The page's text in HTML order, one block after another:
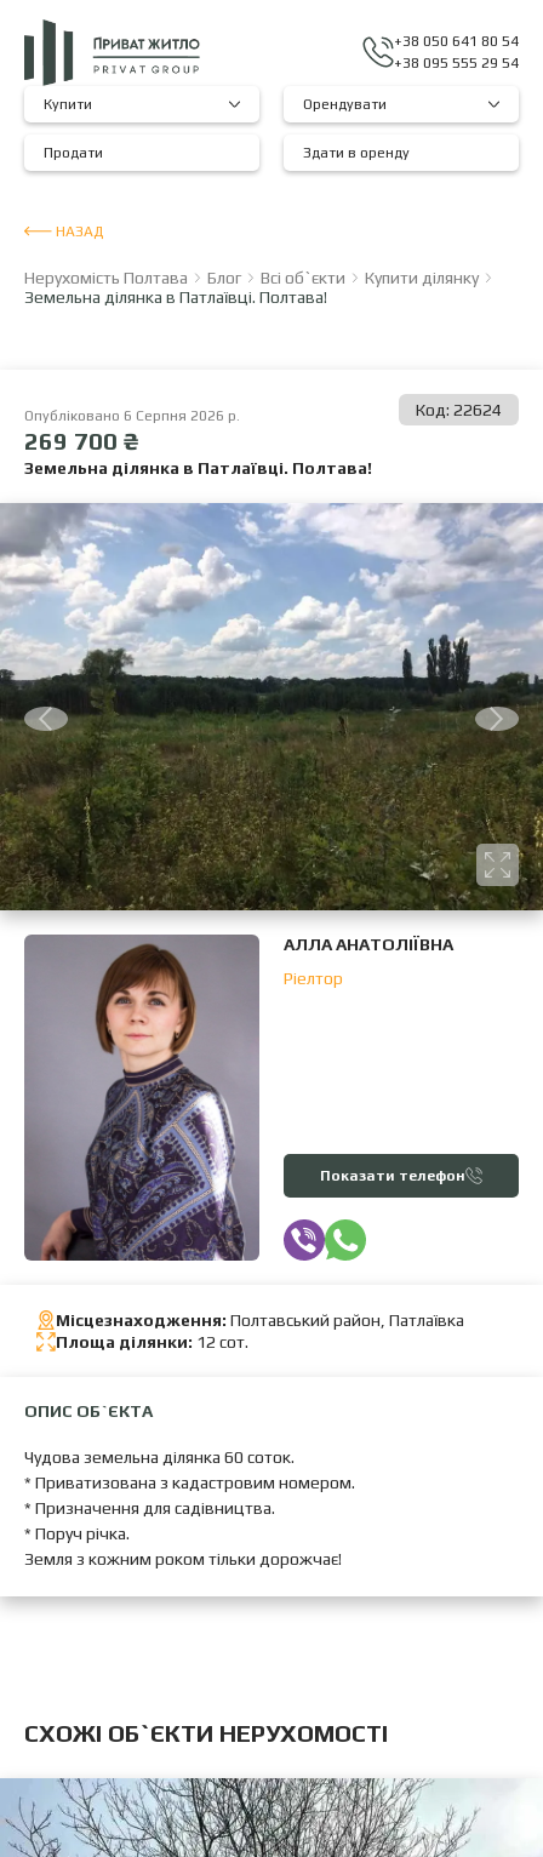
+38 050 641 80 54
+38 095 555 29 54
Купити Орендувати
Продати Здати в оренду
НАЗАД
Нерухомість Полтава Блог Всі об`єкти
Купити ділянку
Земельна ділянка в Патлаївці. Полтава!
Опубліковано 6 Серпня 2026 р. Код: 22624
269 700 ₴
Земельна ділянка в Патлаївці. Полтава!
АЛЛА АНАТОЛІЇВНА
Ріелтор
Показати телефон
Місцезнаходження: Полтавський район, Патлаївка
Площа ділянки: 12 сот.
ОПИС ОБ`ЄКТА
Чудова земельна ділянка 60 соток.
* Приватизована з кадастровим номером.
* Призначення для садівництва.
* Поруч річка.
Земля з кожним роком тільки дорожчає!
CХОЖІ ОБ`ЄКТИ НЕРУХОМОСТІ